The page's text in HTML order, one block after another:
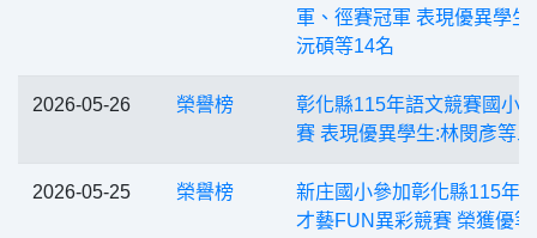
軍、徑賽冠軍 表現優異學生
沅碩等14名
2026-05-26 榮譽榜
彰化縣115年語文競賽國小
賽 表現優異學生:林閔彥等
2026-05-25 榮譽榜
新庄國小參加彰化縣115年
才藝FUN異彩競賽 榮獲優等